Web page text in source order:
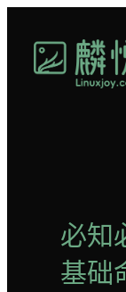
必知
基础